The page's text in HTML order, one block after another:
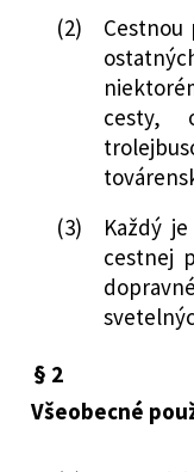
(2)
Cestnou
cesty,
(3)
Každý
cestnej
§ 2
Všeobecné